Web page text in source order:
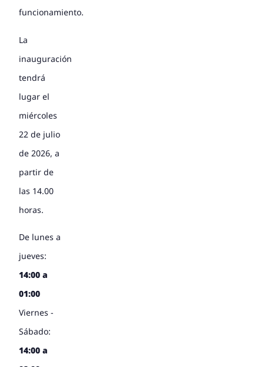
funcionamiento.
La
inauguración
tendrá
lugar el
miércoles
22 de julio
de 2026, a
partir de
las 14.00
horas.
De lunes a
jueves:
14:00 a
01:00
Viernes -
Sábado:
14:00 a